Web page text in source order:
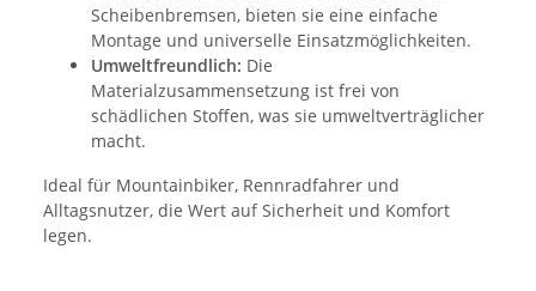
Scheibenbremsen, bieten sie eine einfache
Montage und universelle Einsatzmöglichkeiten.
Umweltfreundlich: Die
Materialzusammensetzung ist frei von
schädlichen Stoffen, was sie umweltverträglicher
macht.
Ideal für Mountainbiker, Rennradfahrer und
Alltagsnutzer, die Wert auf Sicherheit und Komfort
legen.